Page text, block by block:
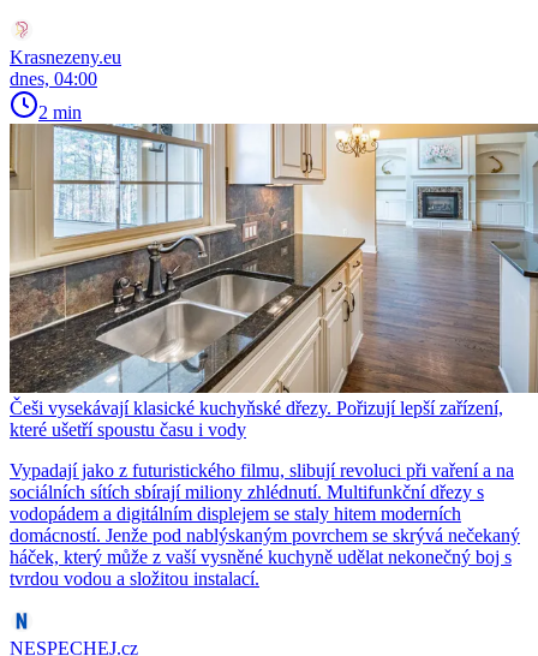
Krasnezeny.eu
dnes, 04:00
2 min
Češi vysekávají klasické kuchyňské dřezy. Pořizují lepší zařízení,
které ušetří spoustu času i vody
Vypadají jako z futuristického filmu, slibují revoluci při vaření a na
sociálních sítích sbírají miliony zhlédnutí. Multifunkční dřezy s
vodopádem a digitálním displejem se staly hitem moderních
domácností. Jenže pod nablýskaným povrchem se skrývá nečekaný
háček, který může z vaší vysněné kuchyně udělat nekonečný boj s
tvrdou vodou a složitou instalací.
NESPECHEJ.cz